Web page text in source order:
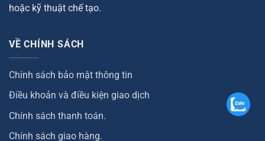
hoặc kỹ thuật chế tạo.
VỀ CHÍNH SÁCH
Chính sách bảo mật thông tin
Điều khoản và điều kiện giao dịch
Chính sách thanh toán.
Chính sách giao hàng.